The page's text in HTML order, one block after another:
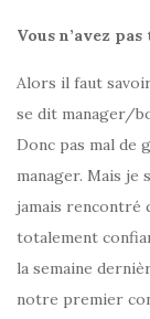
Vous n’avez
Alors il faut
se dit manager/
Donc pas mal
manager. Mais je
jamais rencontré
totalement
la semaine
notre premier